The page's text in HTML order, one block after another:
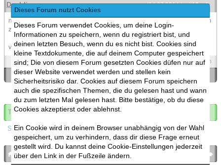
Dieses Forum nutzt Cookies
Dieses Forum verwendet Cookies, um deine Login-
Informationen zu speichern, wenn du registriert bist, und
deinen letzten Besuch, wenn du es nicht bist. Cookies sind
kleine Textdokumente, die auf deinem Computer gespeichert
sind; Die von diesem Forum gesetzten Cookies düfen nur auf
dieser Website verwendet werden und stellen kein
Sicherheitsrisiko dar. Cookies auf diesem Forum speichern
auch die spezifischen Themen, die du gelesen hast und wann
du zum letzten Mal gelesen hast. Bitte bestätige, ob du diese
Cookies akzeptierst oder ablehnst.
Ein Cookie wird in deinem Browser unabhängig von der Wahl
gespeichert, um zu verhindern, dass dir diese Frage erneut
gestellt wird. Du kannst deine Cookie-Einstellungen jederzeit
über den Link in der Fußzeile ändern.
(14.07.2014 )
#10
Dashlinux
moin moin bin selbst landshuter aber ich arbeite in münchen war vorhin
zb mal in wasserburgerlandstrasse in st trudering
vllt sieht man sich auf einem stammtisch *hust Landshuter hust hust*
Spoilers Zitieren
« Ein Thema zurück|Ein Thema vor »
Thema abonnieren
Spoilers
bronies.de